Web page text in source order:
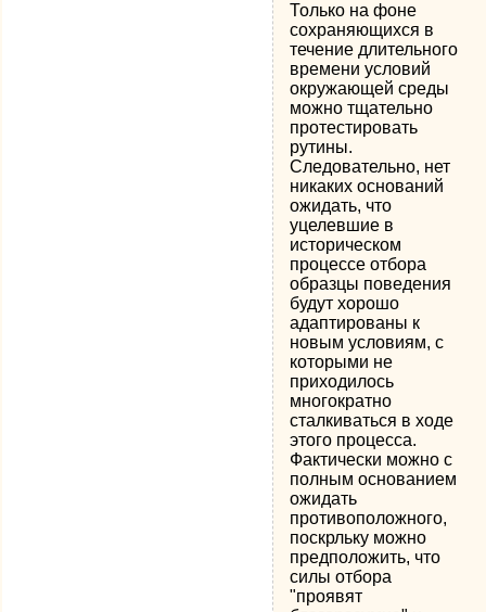
Только на фоне
сохраняющихся в
течение длитель­ного
времени условий
окружающей среды
можно тщательно
протестировать
рутины.
Следовательно, нет
никаких основа­ний
ожидать, что
уцелевшие в
историческом
процессе отбора
образцы поведения
будут хорошо
адаптированы к
новым усло­виям, с
которыми не
приходилось
многократно
сталкиваться в ходе
этого процесса.
Фактически можно с
полным основанием
ожидать
противоположного,
поскрльку можно
предположить, что
силы отбора
"проявят